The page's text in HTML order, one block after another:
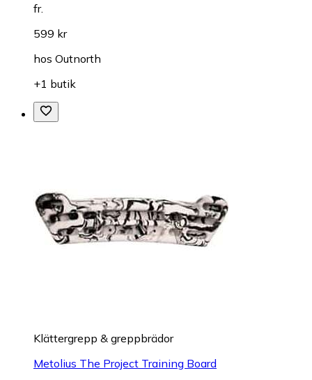
fr.
599 kr
hos Outnorth
+1 butik
Klättergrepp & greppbrädor
Metolius The Project Training Board